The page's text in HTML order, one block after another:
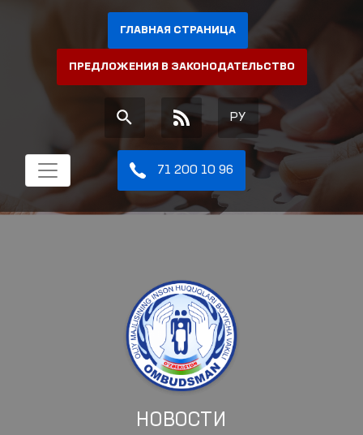
ГЛАВНАЯ СТРАНИЦА
ПРЕДЛОЖЕНИЯ В ЗАКОНОДАТЕЛЬСТВО
РУ
71 200 10 96
НОВОСТИ